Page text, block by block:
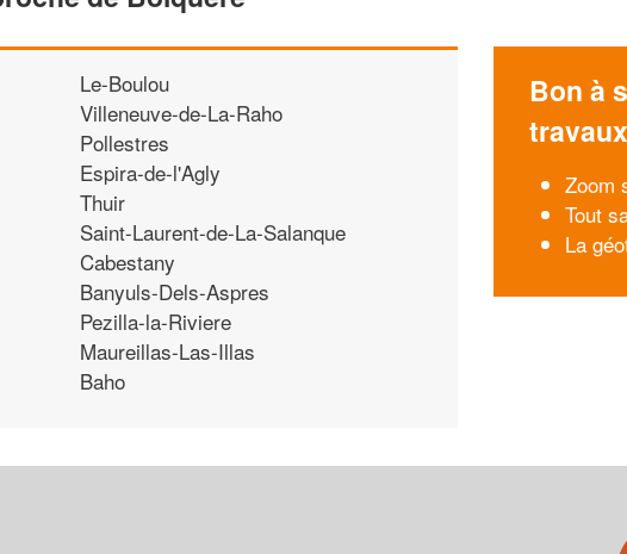
Le-Boulou
Villeneuve-de-La-Raho
Pollestres
Espira-de-l'Agly
Thuir
Saint-Laurent-de-La-Salanque
Cabestany
Banyuls-Dels-Aspres
Pezilla-la-Riviere
Maureillas-Las-Illas
Baho
Bon à
travaux
Zoom
Tout
La